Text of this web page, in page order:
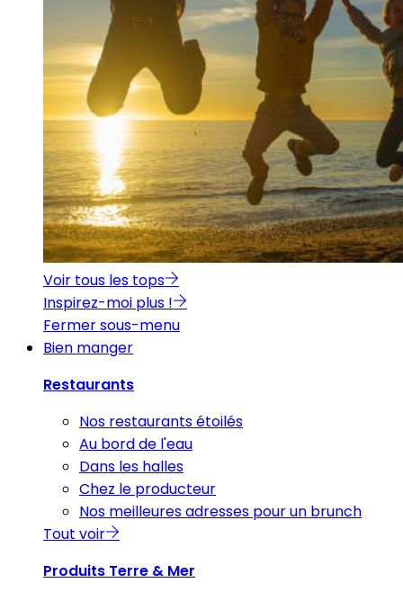
Voir tous les tops
Inspirez-moi plus !
Fermer sous-menu
Bien manger
Restaurants
Nos restaurants étoilés
Au bord de l'eau
Dans les halles
Chez le producteur
Nos meilleures adresses pour un brunch
Tout voir
Produits Terre & Mer